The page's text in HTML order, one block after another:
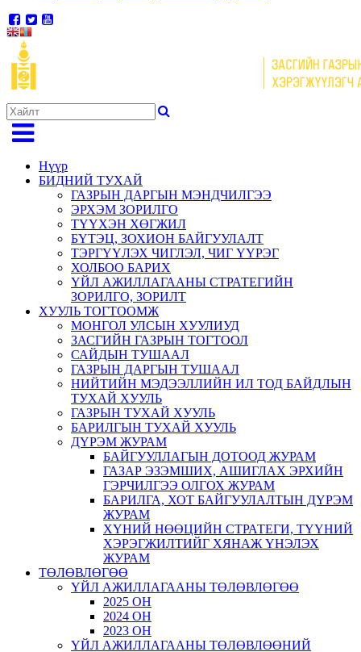
Нүүр
БИДНИЙ ТУХАЙ
ГАЗРЫН ДАРГЫН МЭНДЧИЛГЭЭ
ЭРХЭМ ЗОРИЛГО
ТҮҮХЭН ХӨГЖИЛ
БҮТЭЦ, ЗОХИОН БАЙГУУЛАЛТ
ТЭРГҮҮЛЭХ ЧИГЛЭЛ, ЧИГ ҮҮРЭГ
ХОЛБОО БАРИХ
ҮЙЛ АЖИЛЛАГААНЫ СТРАТЕГИЙН
ЗОРИЛГО, ЗОРИЛТ
ХУУЛЬ ТОГТООМЖ
МОНГОЛ УЛСЫН ХУУЛИУД
ЗАСГИЙН ГАЗРЫН ТОГТООЛ
САЙДЫН ТУШААЛ
ГАЗРЫН ДАРГЫН ТУШААЛ
НИЙТИЙН МЭДЭЭЛЛИЙН ИЛ ТОД БАЙДЛЫН
ТУХАЙ ХУУЛЬ
ГАЗРЫН ТУХАЙ ХУУЛЬ
БАРИЛГЫН ТУХАЙ ХУУЛЬ
ДҮРЭМ ЖУРАМ
БАЙГУУЛЛАГЫН ДОТООД ЖУРАМ
ГАЗАР ЭЗЭМШИХ, АШИГЛАХ ЭРХИЙН
ГЭРЧИЛГЭЭ ОЛГОХ ЖУРАМ
БАРИЛГА, ХОТ БАЙГУУЛАЛТЫН ДҮРЭМ
ЖУРАМ
ХҮНИЙ НӨӨЦИЙН СТРАТЕГИ, ТҮҮНИЙ
ХЭРЭГЖИЛТИЙГ ХЯНАЖ ҮНЭЛЭХ
ЖУРАМ
ТӨЛӨВЛӨГӨӨ
ҮЙЛ АЖИЛЛАГААНЫ ТӨЛӨВЛӨГӨӨ
2025 ОН
2024 ОН
2023 ОН
ҮЙЛ АЖИЛЛАГААНЫ ТӨЛӨВЛӨӨНИЙ